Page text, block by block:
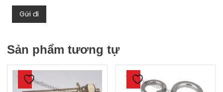
Sản phẩm tương tự